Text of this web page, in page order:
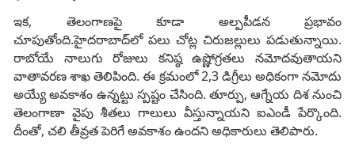
ఇక, తెలంగాణపై కూడా అల్పపీడన ప్రభావం
చూపుతోంది.హైదరాబాద్‌లో పలు చోట్ల చిరుజల్లులు పడుతున్నాయి.
రాబోయే నాలుగు రోజులు కనిష్ఠ ఉష్ణోగ్రతలు నమోదవుతాయని
వాతావరణ శాఖ తెలిపింది. ఈ క్రమంలో 2,3 డిగ్రీలు అధికంగా నమోదు
అయ్యే అవకాశం ఉన్నట్టు స్పష్టం చేసింది. తూర్పు, ఆగ్నేయ దిశ నుంచి
తెలంగాణా వైపు శీతలు గాలులు వీస్తున్నాయని ఐఎండీ పేర్కొంది.
దీంతో, చలి తీవ్రత పెరిగే అవకాశం ఉందని అధికారులు తెలిపారు.